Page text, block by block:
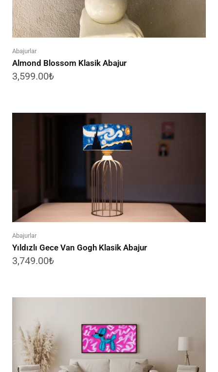
Abajurlar
Almond Blossom Klasik Abajur
3,599.00₺
Abajurlar
Yıldızlı Gece Van Gogh Klasik Abajur
3,749.00₺